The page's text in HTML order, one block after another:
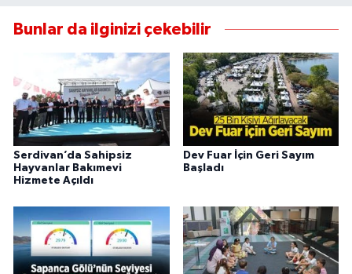
Bunlar da ilginizi çekebilir
Serdivan’da Sahipsiz
Hayvanlar Bakımevi
Hizmete Açıldı
Dev Fuar İçin Geri Sayım
Başladı